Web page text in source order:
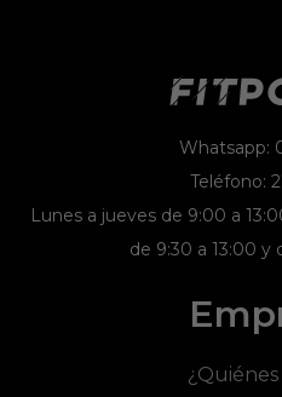
Whatsapp:
Teléfono:
Lunes a jueves de 9:00 a
de 9:30 a 13:00 y
¿Quiénes